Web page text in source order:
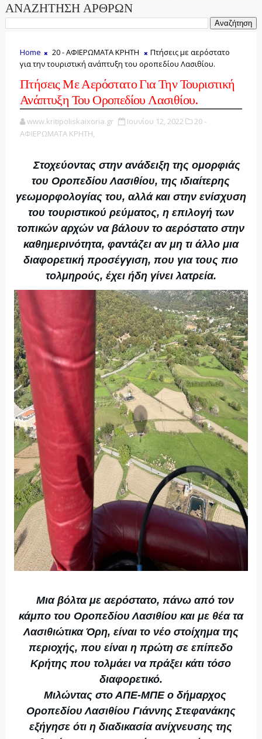
ΑΝΑΖΗΤΗΣΗ ΑΡΘΡΩΝ
Home 20 - ΑΦΙΕΡΩΜΑΤΑ ΚΡΗΤΗ
Πτήσεις με αερόστατο
για την τουριστική ανάπτυξη του οροπεδίου Λασιθίου.
Πτήσεις Με Αερόστατο Για Την Τουριστική
Ανάπτυξη Του Οροπεδίου Λασιθίου.
www.kritipoliskaixoria.gr Ιουνίου 12, 2022
20 -
ΑΦΙΕΡΩΜΑΤΑ ΚΡΗΤΗ,
Στοχεύοντας στην ανάδειξη της ομορφιάς
του Οροπεδίου Λασιθίου, της ιδιαίτερης
γεωμορφολογίας του, αλλά και στην ενίσχυση
του τουριστικού ρεύματος, η επιλογή των
τοπικών αρχών να βάλουν το αερόστατο στην
καθημερινότητα, φαντάζει αν μη τι άλλο μια
διαφορετική προσέγγιση, που για τους πιο
τολμηρούς, έχει ήδη γίνει λατρεία.
Μια βόλτα με αερόστατο, πάνω από τον
κάμπο του Οροπεδίου Λασιθίου και με θέα τα
Λασιθιώτικα Όρη, είναι το νέο στοίχημα της
περιοχής, που είναι η πρώτη σε επίπεδο
Κρήτης που τολμάει να πράξει κάτι τόσο
διαφορετικό.
Μιλώντας στο ΑΠΕ-ΜΠΕ ο δήμαρχος
Οροπεδίου Λασιθίου Γιάννης Στεφανάκης
εξήγησε ότι η διαδικασία ανίχνευσης της